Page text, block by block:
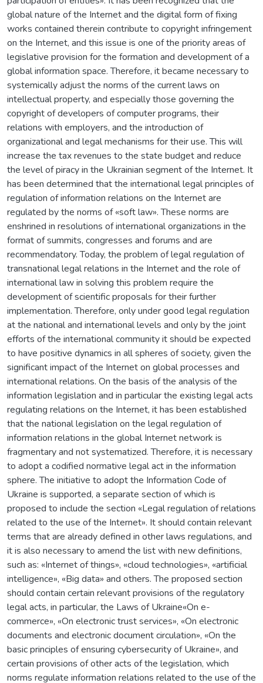
global nature of the Internet and the digital form of fixing
works contained therein contribute to copyright infringement
on the Internet, and this issue is one of the priority areas of
legislative provision for the formation and development of a
global information space. Therefore, it became necessary to
systemically adjust the norms of the current laws on
intellectual property, and especially those governing the
copyright of developers of computer programs, their
relations with employers, and the introduction of
organizational and legal mechanisms for their use. This will
increase the tax revenues to the state budget and reduce
the level of piracy in the Ukrainian segment of the Internet. It
has been determined that the international legal principles of
regulation of information relations on the Internet are
regulated by the norms of «soft law». These norms are
enshrined in resolutions of international organizations in the
format of summits, congresses and forums and are
recommendatory. Today, the problem of legal regulation of
transnational legal relations in the Internet and the role of
international law in solving this problem require the
development of scientific proposals for their further
implementation. Therefore, only under good legal regulation
at the national and international levels and only by the joint
efforts of the international community it should be expected
to have positive dynamics in all spheres of society, given the
significant impact of the Internet on global processes and
international relations. On the basis of the analysis of the
information legislation and in particular the existing legal acts
regulating relations on the Internet, it has been established
that the national legislation on the legal regulation of
information relations in the global Internet network is
fragmentary and not systematized. Therefore, it is necessary
to adopt a codified normative legal act in the information
sphere. The initiative to adopt the Information Code of
Ukraine is supported, a separate section of which is
proposed to include the section «Legal regulation of relations
related to the use of the Internet». It should contain relevant
terms that are already defined in other laws regulations, and
it is also necessary to amend the list with new definitions,
such as: «Internet of things», «cloud technologies», «artificial
intelligence», «Big data» and others. The proposed section
should contain certain relevant provisions of the regulatory
legal acts, in particular, the Laws of Ukraine«On e-
commerce», «On electronic trust services», «On electronic
documents and electronic document circulation», «On the
basic principles of ensuring cybersecurity of Ukraine», and
certain provisions of other acts of the legislation, which
norms regulate information relations related to the use of the